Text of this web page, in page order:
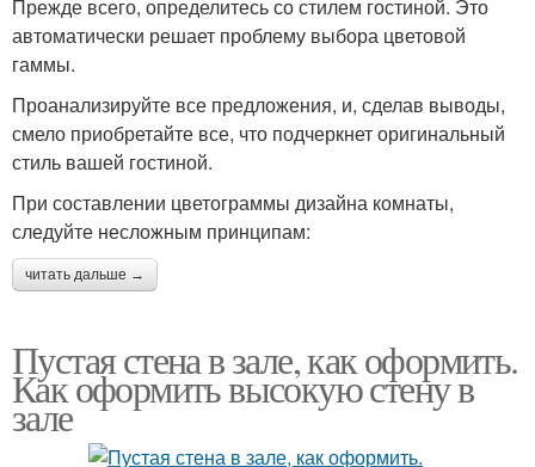
Прежде всего, определитесь со стилем гостиной. Это
автоматически решает проблему выбора цветовой
гаммы.
Проанализируйте все предложения, и, сделав выводы,
смело приобретайте все, что подчеркнет оригинальный
стиль вашей гостиной.
При составлении цветограммы дизайна комнаты,
следуйте несложным принципам:
читать дальше →
Пустая стена в зале, как оформить.
Как оформить высокую стену в
зале